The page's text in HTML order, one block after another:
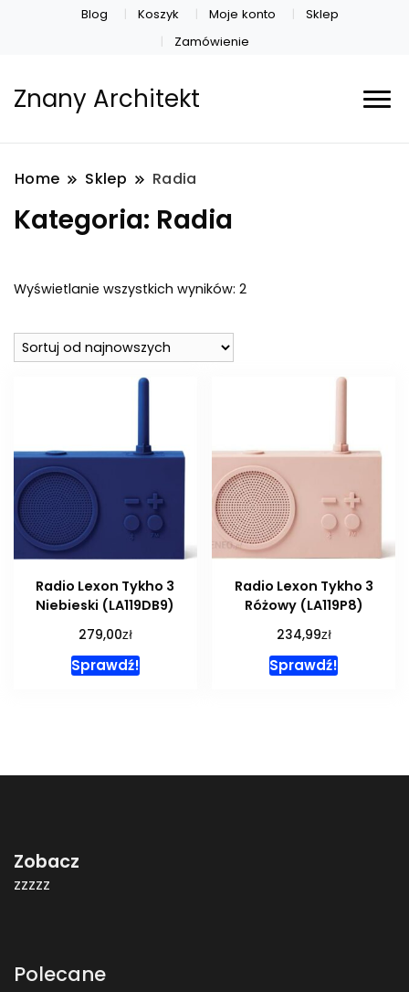
Blog Koszyk Moje konto
Sklep
Zamówienie
Znany Architekt
Home Sklep Radia
Kategoria: Radia
Wyświetlanie wszystkich wyników: 2Posortowane
Radio Lexon Tykho 3
Niebieski (LA119DB9)
279,00zł
Sprawdź!
Radio Lexon Tykho 3
Różowy (LA119P8)
234,99zł
Sprawdź!
Zobacz
zzzzz
Polecane